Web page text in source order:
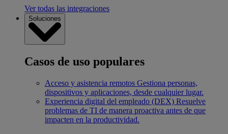
Ver todas las integraciones
Soluciones
Casos de uso populares
Acceso y asistencia remotos Gestiona personas,
dispositivos y aplicaciones, desde cualquier lugar.
Experiencia digital del empleado (DEX) Resuelve
problemas de TI de manera proactiva antes de que
impacten en la productividad.